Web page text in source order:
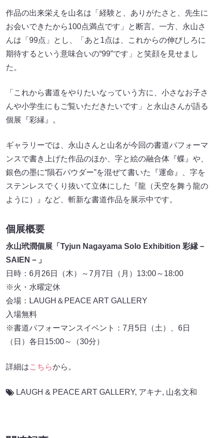
作品の出来栄えを山名は「経験と、ありがたさと、先生に
お会いできたから100点満点です」と断言。一方、永山さ
んは「99点」とし、「あと1点は、これからの伸びしろに
期待するという意味合いの“99”です」と笑顔を見せまし
た。
「これから書道をやりたいなっていう方に、小さなお子さ
んや小学生にもご覧いただきたいです」と永山さんが語る
個展『彩縁』。
ギャラリーでは、永山さんと山名が今回の書道パフォーマ
ンスで書き上げた作品のほか、字と絵の融合体『蝶』や、
銀色の墨に“隕石パウダー”を混ぜて書いた『運命』、字を
ステンレスでくり抜いて立体にした『龍（天空を舞う龍の
ように）』など、斬新な書道作品を展示中です。
個展概要
永山玳潤個展「Tyjun Nagayama Solo Exhibition 彩縁－
SAIEN－」
日時：6月26日（木）～7月7日（月）13:00～18:00
※火・水曜定休
会場：LAUGH＆PEACE ART GALLERY
入場無料
※書道パフォーマンスイベント：7月5日（土）、6日
（日）各日15:00～（30分）
詳細はこちらから。
LAUGH & PEACE ART GALLERY, アキナ, 山名文和